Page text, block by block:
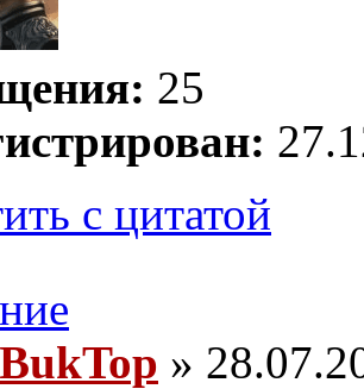
25
с цитатой
BukTop »